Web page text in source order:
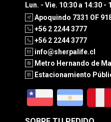
Lun. - Vie. 10:30 a 14:30 -
Apoquindo 7331 OF
+56 2 2244 3777
+56 2 2244 3777
info@sherpalife.cl
Metro Hernando de
Estacionamiento